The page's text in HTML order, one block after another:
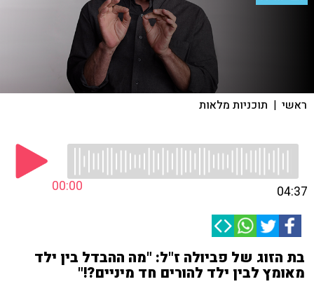
ראשי | תוכניות מלאות
00:00 04:37
בת הזוג של פביולה ז"ל: "מה ההבדל בין ילד
מאומץ לבין ילד להורים חד מיניים?!"